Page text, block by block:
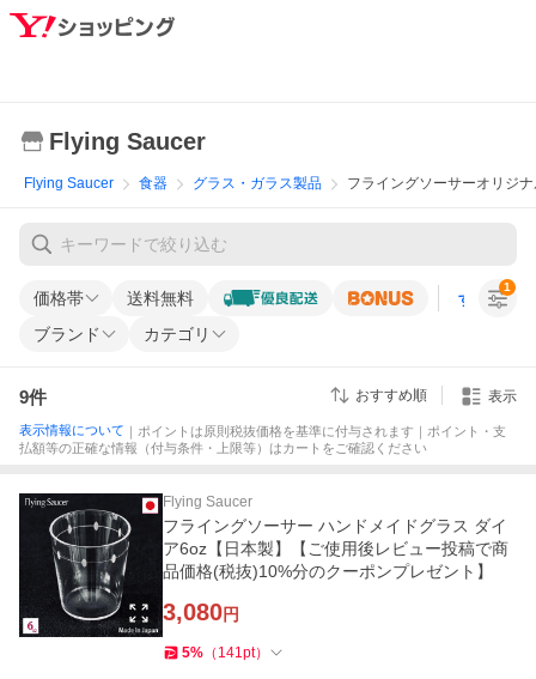
Flying Saucer
Flying Saucer 食器 グラス・ガラス製品 フライングソーサーオリジ
価格帯 送料無料 すべての条
ブランド カテゴリ
1
9件 おすすめ順 表示
表示情報について ｜ポイントは原則税抜価格を基準に付与されます｜ポイント・支
払額等の正確な情報（付与条件・上限等）はカートをご確認ください
Flying Saucer
フライングソーサー ハンドメイドグラス ダイ
ア6oz【日本製】【ご使用後レビュー投稿で商
品価格(税抜)10%分のクーポンプレゼント】
3,080円
5% （ 141pt）